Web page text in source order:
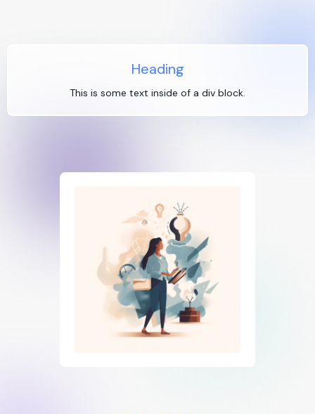
Heading
This is some text inside of a div block.